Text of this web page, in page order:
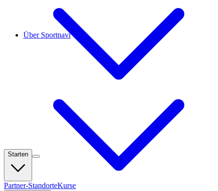
Starten
Partner-StandorteKurse
Über Sportnavi